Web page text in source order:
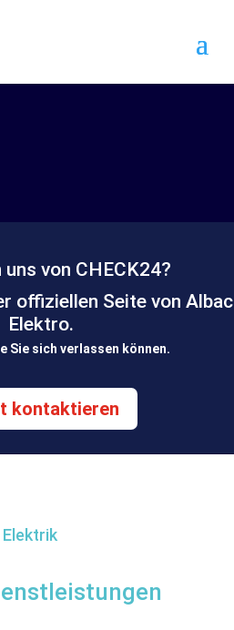
uns von CHECK24?
offiziellen Seite von
Elektro.
Sie sich verlassen können.
kontaktieren
Elektrik